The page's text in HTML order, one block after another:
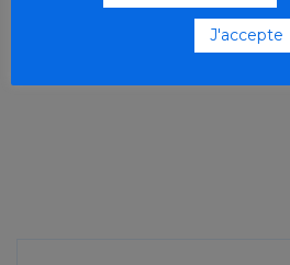
J'accepte